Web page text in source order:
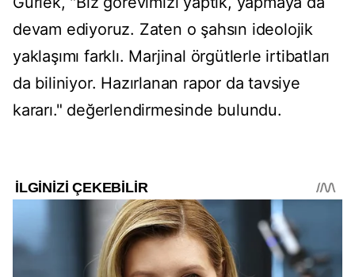
devam ediyoruz. Zaten o şahsın ideolojik
yaklaşımı farklı. Marjinal örgütlerle irtibatları
da biliniyor. Hazırlanan rapor da tavsiye
kararı." değerlendirmesinde bulundu.